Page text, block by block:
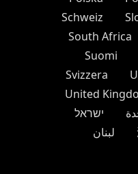
Schweiz
South Africa
Suomi
Svizzera
United
ישראל
لبنان